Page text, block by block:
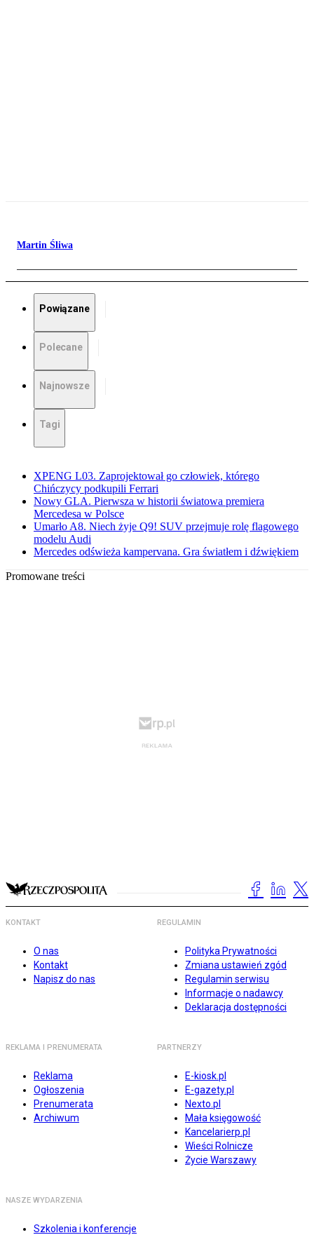
Martin Śliwa
Powiązane
Polecane
Najnowsze
Tagi
XPENG L03. Zaprojektował go człowiek, którego
Chińczycy podkupili Ferrari
Nowy GLA. Pierwsza w historii światowa premiera
Mercedesa w Polsce
Umarło A8. Niech żyje Q9! SUV przejmuje rolę flagowego
modelu Audi
Mercedes odświeża kampervana. Gra światłem i dźwiękiem
Promowane treści
KONTAKT
O nas
Kontakt
Napisz do nas
REGULAMIN
Polityka Prywatności
Zmiana ustawień zgód
Regulamin serwisu
Informacje o nadawcy
Deklaracja dostępności
REKLAMA I PRENUMERATA
Reklama
Ogłoszenia
Prenumerata
Archiwum
PARTNERZY
E-kiosk.pl
E-gazety.pl
Nexto.pl
Mała księgowość
Kancelarierp.pl
Wieści Rolnicze
Życie Warszawy
NASZE WYDARZENIA
Szkolenia i konferencje